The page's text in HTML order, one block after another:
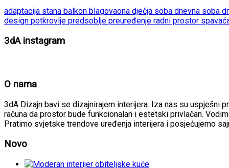
adaptacija stana balkon blagovaona dječja soba dnevna soba
design potkrovlje predsoblje preuređenje radni prostor
3dA instagram
O nama
3dA Dizajn bavi se dizajnirajem interijera. Iza nas su uspješni
računa da prostor bude funkcionalan i estetski privlačan.
Pratimo svjetske trendove uređenja interijera i posjećujemo
Novo